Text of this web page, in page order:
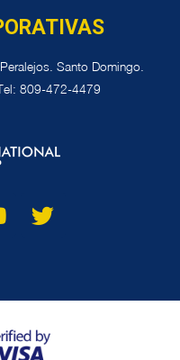
Santo Domingo.
809-472-4479